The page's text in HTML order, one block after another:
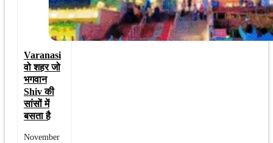
Varanasi
वो शहर जो
भगवान
Shiv की
सांसों में
बसता है
November